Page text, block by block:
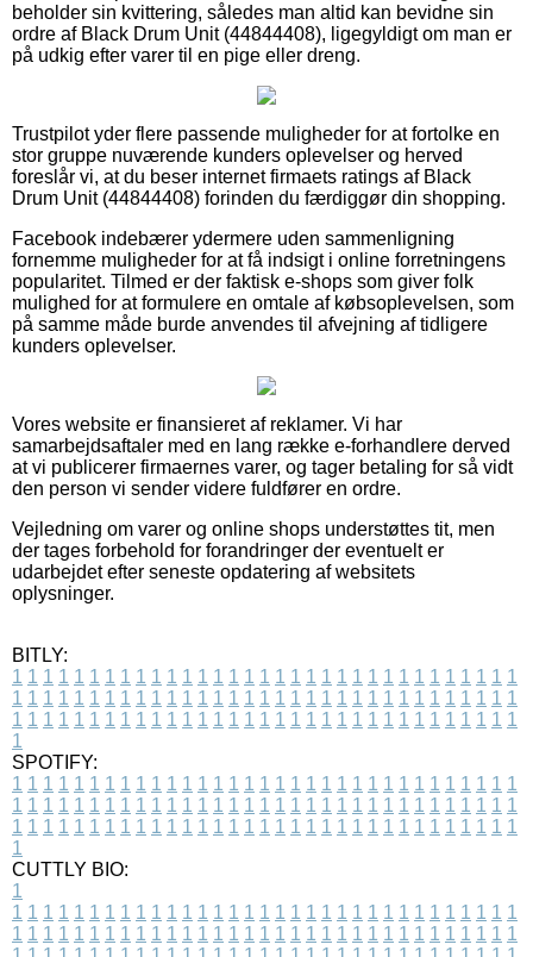
beholder sin kvittering, således man altid kan bevidne sin
ordre af Black Drum Unit (44844408), ligegyldigt om man er
på udkig efter varer til en pige eller dreng.
Trustpilot yder flere passende muligheder for at fortolke en
stor gruppe nuværende kunders oplevelser og herved
foreslår vi, at du beser internet firmaets ratings af Black
Drum Unit (44844408) forinden du færdiggør din shopping.
Facebook indebærer ydermere uden sammenligning
fornemme muligheder for at få indsigt i online forretningens
popularitet. Tilmed er der faktisk e-shops som giver folk
mulighed for at formulere en omtale af købsoplevelsen, som
på samme måde burde anvendes til afvejning af tidligere
kunders oplevelser.
Vores website er finansieret af reklamer. Vi har
samarbejdsaftaler med en lang række e-forhandlere derved
at vi publicerer firmaernes varer, og tager betaling for så vidt
den person vi sender videre fuldfører en ordre.
Vejledning om varer og online shops understøttes tit, men
der tages forbehold for forandringer der eventuelt er
udarbejdet efter seneste opdatering af websitets
oplysninger.
BITLY:
1 1 1 1 1 1 1 1 1 1 1 1 1 1 1 1 1 1 1 1 1 1 1 1 1 1 1 1 1 1 1 1 1
1 1 1 1 1 1 1 1 1 1 1 1 1 1 1 1 1 1 1 1 1 1 1 1 1 1 1 1 1 1 1 1 1
1 1 1 1 1 1 1 1 1 1 1 1 1 1 1 1 1 1 1 1 1 1 1 1 1 1 1 1 1 1 1 1 1
1
SPOTIFY:
1 1 1 1 1 1 1 1 1 1 1 1 1 1 1 1 1 1 1 1 1 1 1 1 1 1 1 1 1 1 1 1 1
1 1 1 1 1 1 1 1 1 1 1 1 1 1 1 1 1 1 1 1 1 1 1 1 1 1 1 1 1 1 1 1 1
1 1 1 1 1 1 1 1 1 1 1 1 1 1 1 1 1 1 1 1 1 1 1 1 1 1 1 1 1 1 1 1 1
1
CUTTLY BIO:
1
1 1 1 1 1 1 1 1 1 1 1 1 1 1 1 1 1 1 1 1 1 1 1 1 1 1 1 1 1 1 1 1 1
1 1 1 1 1 1 1 1 1 1 1 1 1 1 1 1 1 1 1 1 1 1 1 1 1 1 1 1 1 1 1 1 1